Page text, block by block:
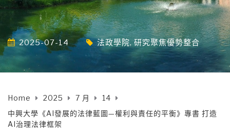
2025-07-14 法政學院, 研究聚焦優勢整合
Home 2025 7 月
14
中興大學《AI發展的法律藍圖—權利與責任的平衡》專書 打造
AI治理法律框架